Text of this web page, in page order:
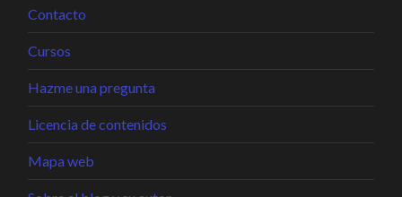
Contacto
Cursos
Hazme una pregunta
Licencia de contenidos
Mapa web